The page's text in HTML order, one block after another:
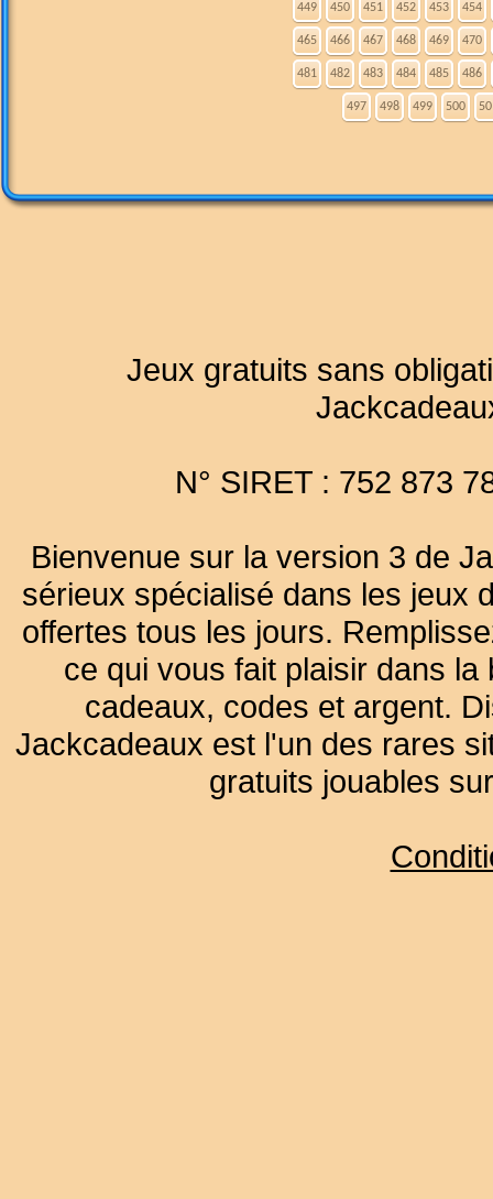
449 450 451 452 453 454
465 466 467 468 469 470
481 482 483 484 485 486
497 498 499 500
Jeux gratuits sans
N° SIRET : 752 873
Bienvenue sur la version 3 de
sérieux spécialisé dans les jeux
offertes tous les jours.
ce qui vous fait plaisir dans
cadeaux, codes et argent.
Jackcadeaux est l'un des rares
gratuits jouables